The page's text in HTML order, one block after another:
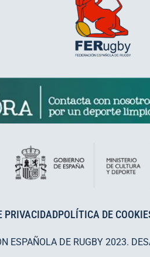
PRIVACIDADPOLÍTICA DE
ESPAÑOLA DE RUGBY 2023.